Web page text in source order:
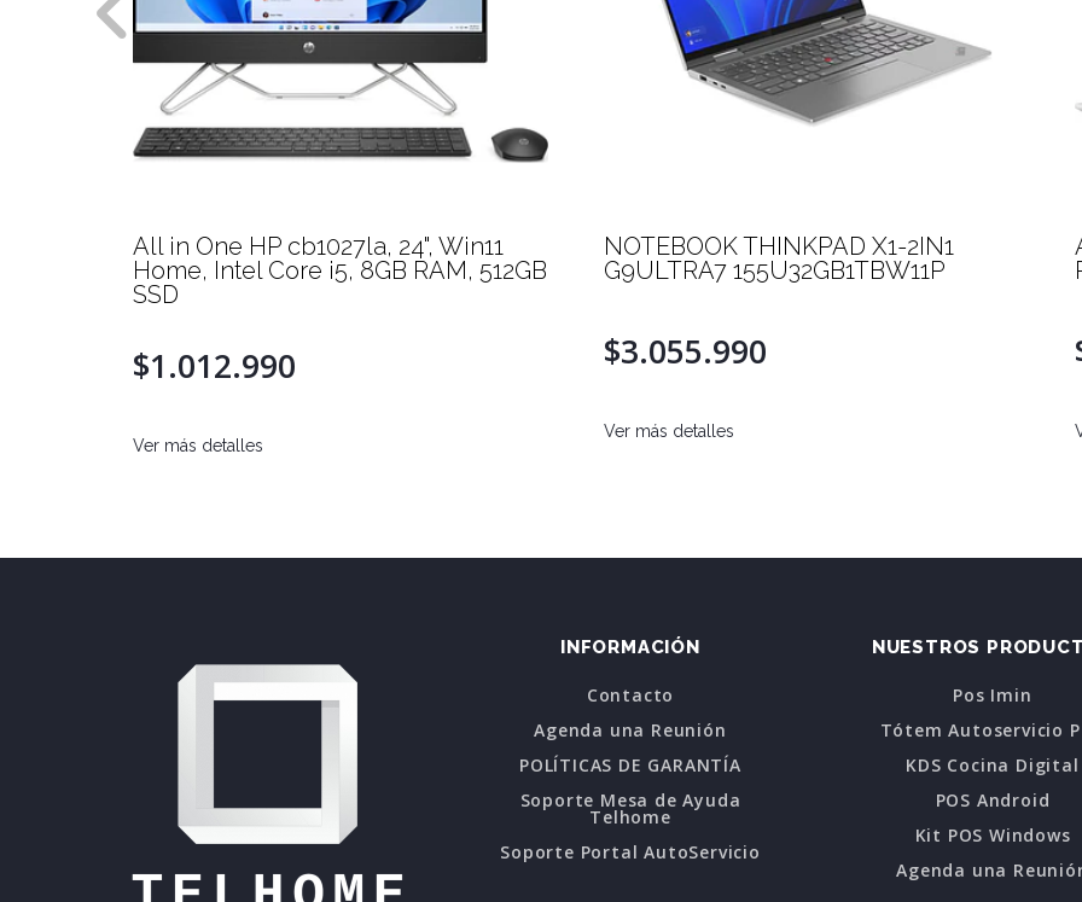
All in One HP cb1027la, 24", Win11
Home, Intel Core i5, 8GB RAM, 512GB
SSD
$1.012.990
Ver más detalles
NOTEBOOK THINKPAD X1-2IN1
G9ULTRA7 155U32GB1TBW11P
$3.055.990
Ver más detalles
INFORMACIÓN
Contacto
Agenda una Reunión
POLÍTICAS DE GARANTÍA
Soporte Mesa de Ayuda
Telhome
Soporte Portal AutoServicio
NUESTROS
Pos Imin
Tótem Autoservicio
KDS Cocina Digital
POS Android
Kit POS Windows
Agenda una